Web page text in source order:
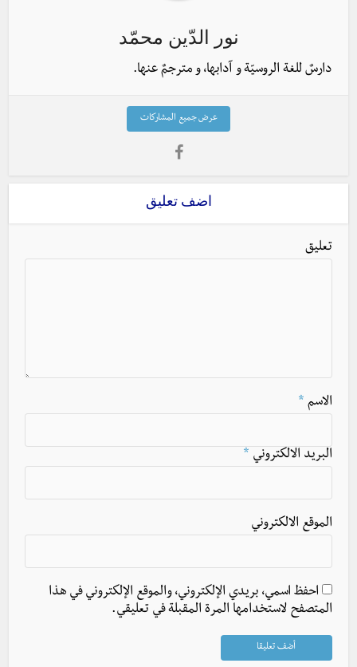
نور الدّين محمّد
دارسٌ للغة الروسيّة و آدابها، و مترجمٌ عنها.
عرض جميع المشاركات
اضف تعليق
تعليق
الاسم *
البريد الالكتروني *
الموقع الالكتروني
احفظ اسمي، بريدي الإلكتروني، والموقع الإلكتروني في هذا
المتصفح لاستخدامها المرة المقبلة في تعليقي.